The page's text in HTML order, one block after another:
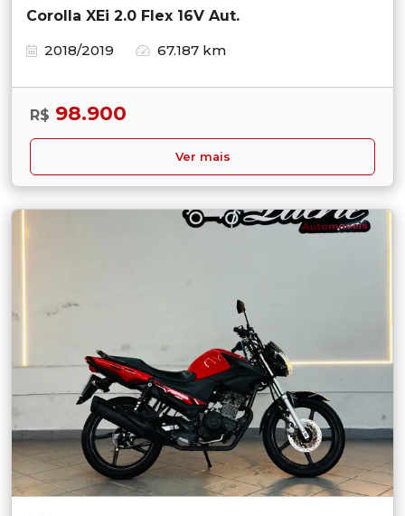
Corolla XEi 2.0 Flex 16V Aut.
2018/2019
67.187 km
R$ 98.900
Ver mais